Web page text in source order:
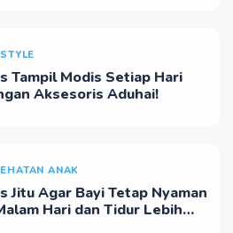
Tampil Modis Setiap Hari
Aksesoris Aduhai!
ANAK
Jitu Agar Bayi Tetap Nyaman
Hari dan Tidur Lebih